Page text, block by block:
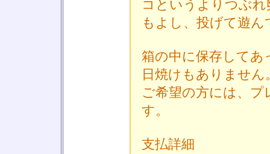
コというよりつぶ
もよし、投げて遊ん
箱の中に保存してあ
日焼けもありません
ご希望の方には、
す。
支払詳細